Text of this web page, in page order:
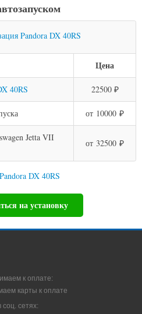
Цена
40RS 22500 ₽
от 10000 ₽
Jetta VII
от 32500 ₽
DX 40RS
на установку
к оплате:
сетях: